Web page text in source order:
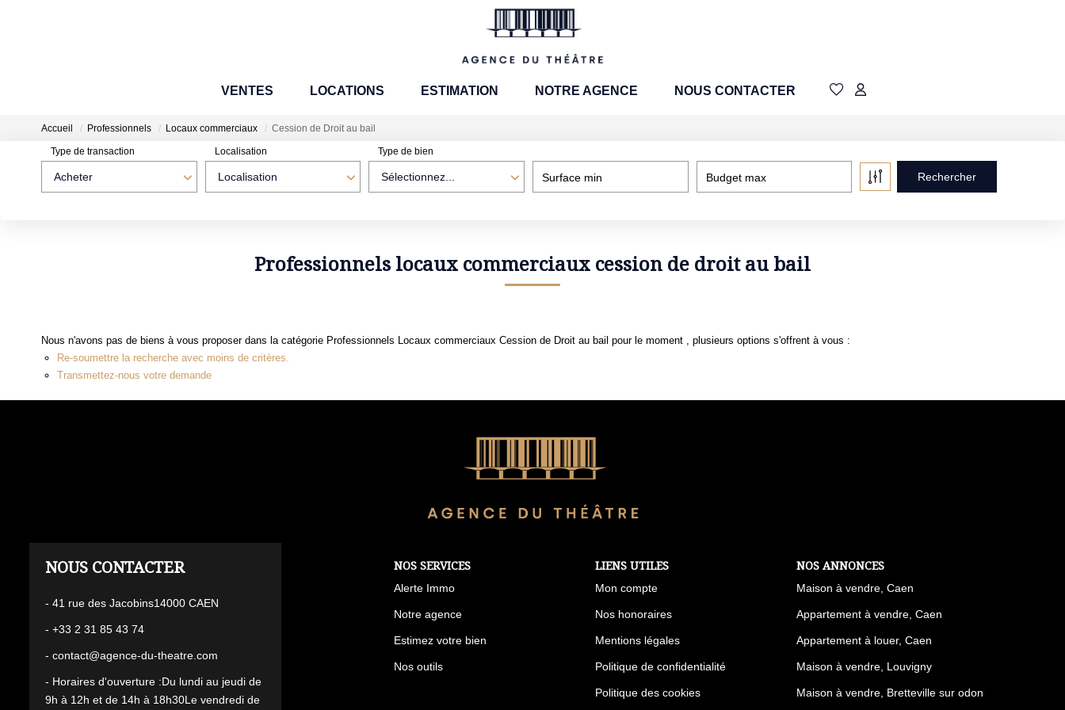
VENTES LOCATIONS ESTIMATION NOTRE AGENCE NOUS CONTACTER
Accueil Professionnels Locaux commerciaux Cession de Droit au bail
Acheter
Type de transaction
Localisation
Localisation
Sélectionnez...
Type de bien
Surface min Budget max
Professionnels locaux commerciaux cession de droit au bail
Nous n'avons pas de biens à vous proposer dans la catégorie Professionnels Locaux commerciaux Cession de Droit au bail pour le moment , plusieurs options s'offrent à vous :
Re-soumettre la recherche avec moins de critères.
Transmettez-nous votre demande
L'AGENCE
- 41 rue des Jacobins14000 CAEN
- +33 2 31 85 43 74
- contact@agence-du-theatre.com
- Horaires d'ouverture :Du lundi au jeudi de
9h à 12h et de 14h à 18h30Le vendredi de
NOS SERVICES
Alerte Immo
Notre agence
Estimez votre bien
Nos outils
LIENS UTILES
Mon compte
Nos honoraires
Mentions légales
Politique de confidentialité
Politique des cookies
NOS ANNONCES
Maison à vendre, Caen
Appartement à vendre, Caen
Appartement à louer, Caen
Maison à vendre, Louvigny
Maison à vendre, Bretteville sur odon